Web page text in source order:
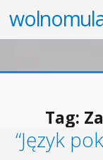
Tag:
“Język